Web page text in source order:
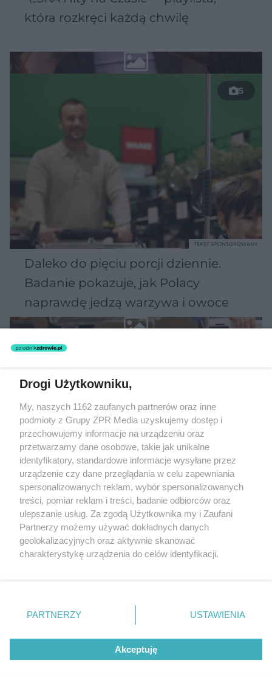
która rozkręci każdą chwilę
5
Daleko do pięciu porcji dziennie.
Badanie pokazuje, jak Polacy
naprawdę jedzą warzywa i owoce
TEKST SPONSOROWANY
Beninca. Najszybsza, bezpieczna i
nowoczesna automatyka do bram
WSPÓŁPRACUJĄ Z NAMI:
Drogi Użytkowniku,
My, naszych 1162 zaufanych partnerów oraz inne
podmioty z Grupy ZPR Media uzyskujemy dostęp i
przechowujemy informacje na urządzeniu oraz
przetwarzamy dane osobowe, takie jak unikalne
identyfikatory, standardowe informacje wysyłane przez
urządzenie czy dane przeglądania w celu zapewniania
spersonalizowanych reklam, wybór spersonalizowanych
treści, pomiar reklam i treści, badanie odbiorców oraz
ulepszanie usług. Za zgodą Użytkownika my i Zaufani
Partnerzy możemy używać dokładnych danych
geolokalizacyjnych oraz aktywnie skanować
charakterystykę urządzenia do celów identyfikacji.
zmienić/wycofać klikając przycisk ustawień prywatności
znajdujący się w lewym dolnym rogu strony
rodzaje przetwarzania danych nie wymagają zgody
użytkownika, ale masz prawo sprzeciwić się takiemu
przetwarzaniu. Preferencje będą miały zastosowanie tylko
PARTNERZY USTAWIENIA
Akceptuję